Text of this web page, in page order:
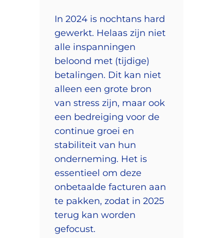
In 2024 is nochtans hard
gewerkt. Helaas zijn niet
alle inspanningen
beloond met (tijdige)
betalingen. Dit kan niet
alleen een grote bron
van stress zijn, maar ook
een bedreiging voor de
continue groei en
stabiliteit van hun
onderneming. Het is
essentieel om deze
onbetaalde facturen aan
te pakken, zodat in 2025
terug kan worden
gefocust.